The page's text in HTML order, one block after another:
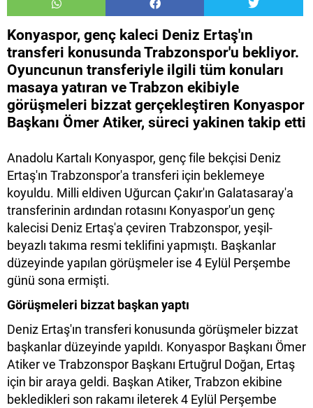
Konyaspor, genç kaleci Deniz Ertaş'ın
transferi konusunda Trabzonspor'u bekliyor.
Oyuncunun transferiyle ilgili tüm konuları
masaya yatıran ve Trabzon ekibiyle
görüşmeleri bizzat gerçekleştiren Konyaspor
Başkanı Ömer Atiker, süreci yakinen takip etti
Anadolu Kartalı Konyaspor, genç file bekçisi Deniz
Ertaş'ın Trabzonspor'a transferi için beklemeye
koyuldu. Milli eldiven Uğurcan Çakır'ın Galatasaray'a
transferinin ardından rotasını Konyaspor'un genç
kalecisi Deniz Ertaş'a çeviren Trabzonspor, yeşil-
beyazlı takıma resmi teklifini yapmıştı. Başkanlar
düzeyinde yapılan görüşmeler ise 4 Eylül Perşembe
günü sona ermişti.
Görüşmeleri bizzat başkan yaptı
Deniz Ertaş'ın transferi konusunda görüşmeler bizzat
başkanlar düzeyinde yapıldı. Konyaspor Başkanı Ömer
Atiker ve Trabzonspor Başkanı Ertuğrul Doğan, Ertaş
için bir araya geldi. Başkan Atiker, Trabzon ekibine
bekledikleri son rakamı ileterek 4 Eylül Perşembe